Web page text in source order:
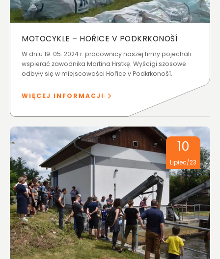
MOTOCYKLE – HOŘICE V PODKRKONOŠÍ
W dniu 19. 05. 2024 r. pracownicy naszej firmy pojechali
wspierać zawodnika Martina Hrstkę. Wyścigi szosowe
odbyły się w miejscowości Hořice v Podkrkonoší.
WIĘCEJ INFORMACJI
10
Lipiec/23